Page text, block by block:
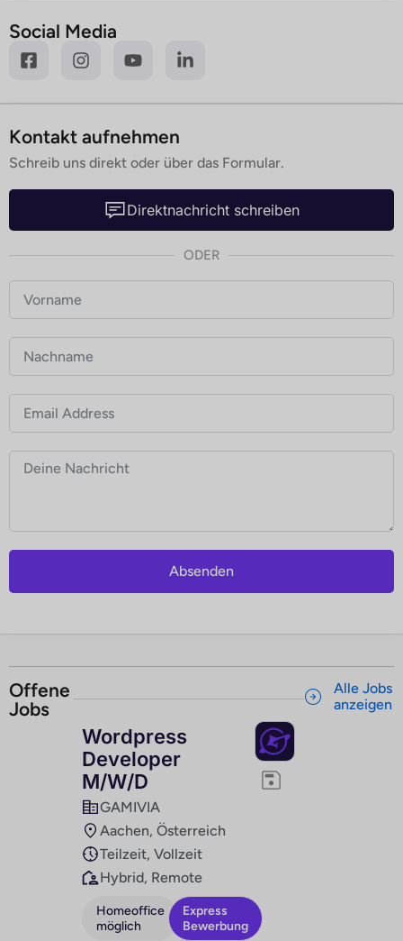
Social Media
Kontakt aufnehmen
Schreib uns direkt oder über das Formular.
Direktnachricht schreiben
ODER
Absenden
Offene
Jobs
Wordpress
Developer
M/W/D
GAMIVIA
Aachen, Österreich
Teilzeit, Vollzeit
Hybrid, Remote
Homeoffice
möglich
Express
Bewerbung
Alle Jobs
anzeigen